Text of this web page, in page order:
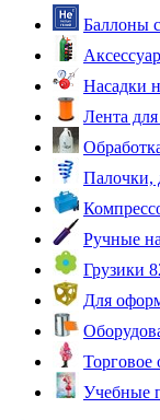
Баллоны
Насадки
Лента
Палочки,
Ручные
Грузики
Для
Торговое
Учебные